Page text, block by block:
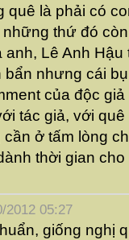
quê là phải có
thứ đó
Lê Anh
bẩn nhưng cái
của độc
tác giả, với
ở tấm lòng
thời gian
2012 05:27
giống nghị